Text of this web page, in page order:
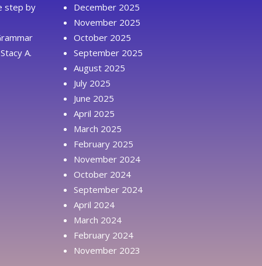
step by
A.
December 2025
November 2025
October 2025
September 2025
August 2025
July 2025
June 2025
April 2025
March 2025
February 2025
November 2024
October 2024
September 2024
April 2024
March 2024
February 2024
November 2023